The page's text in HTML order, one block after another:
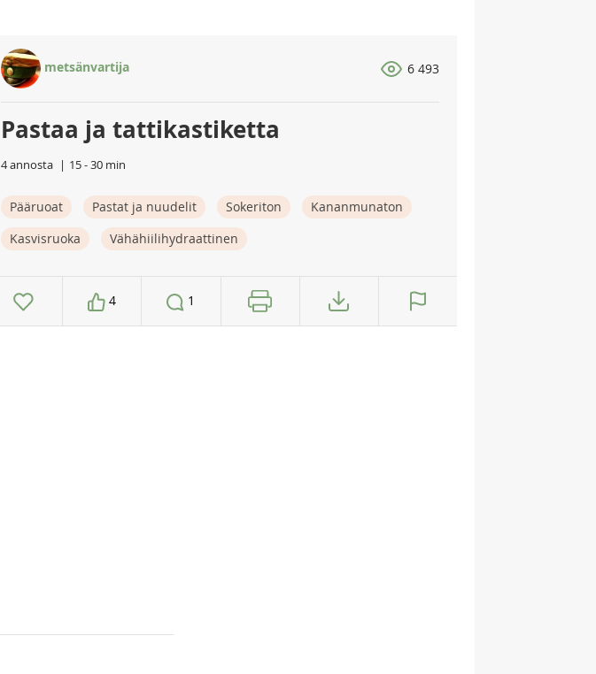
metsänvartija 6 493
Pastaa ja tattikastiketta
4 annosta 15 - 30 min
Pääruoat Pastat ja nuudelit Sokeriton
Kananmunaton
Kasvisruoka
Vähähiilihydraattinen
4 1